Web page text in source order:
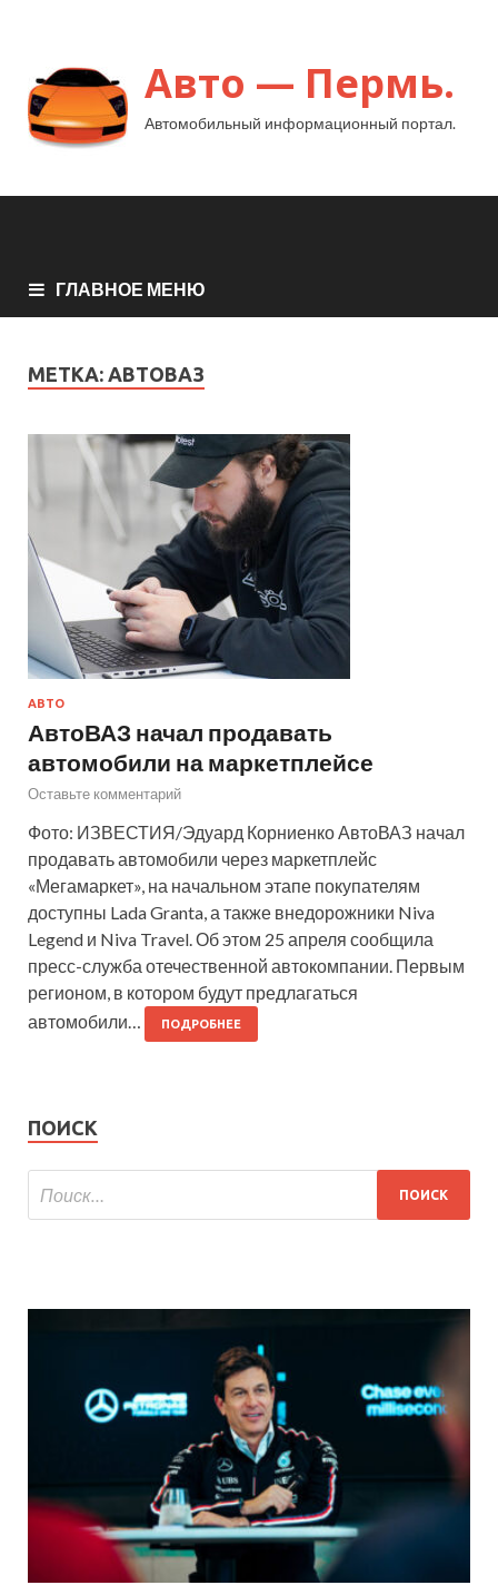
Авто — Пермь.
Автомобильный информационный портал.
ГЛАВНОЕ МЕНЮ
МЕТКА: АВТОВАЗ
АВТО
АвтоВАЗ начал продавать
автомобили на маркетплейсе
Оставьте комментарий
Фото: ИЗВЕСТИЯ/Эдуард Корниенко АвтоВАЗ начал
продавать автомобили через маркетплейс
«Мегамаркет», на начальном этапе покупателям
доступны Lada Granta, а также внедорожники Niva
Legend и Niva Travel. Об этом 25 апреля сообщила
пресс-служба отечественной автокомпании. Первым
регионом, в котором будут предлагаться
автомобили…
ПОДРОБНЕЕ
ПОИСК